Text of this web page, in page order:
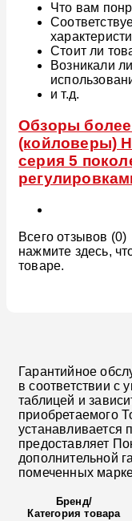
Что вам
Стоит ли
Возникали
и т.д.
Обзоры
(койловеры)
серия 5
Всего отзывов (0)
нажмите здесь,
товаре.
Гарантийное
в соответствии с
таблицей и
приобретаемого
устанавливается
предоставляет
дополнительной
помеченных
Бренд/
Категория товара